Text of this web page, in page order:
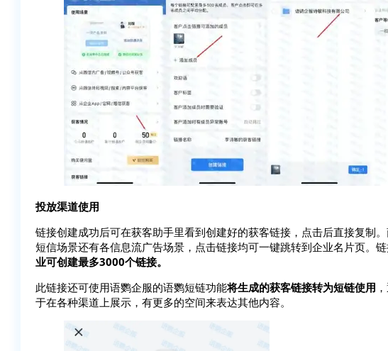
投放渠道使用
链接创建成功后可在获客助手里看到创建好的获客链接，点击后直接复制
短信场景还有各信息流广告场景，点击链接均可一键跳转到企业名片页。链
业可创建最多3000个链接。
此链接还可使用语鹦企服的语鹦短链功能将生成的获客链接转为短链使用
于在各种渠道上展示，有更多的空间来表达其他内容。